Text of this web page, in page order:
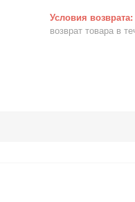
возврат товара в